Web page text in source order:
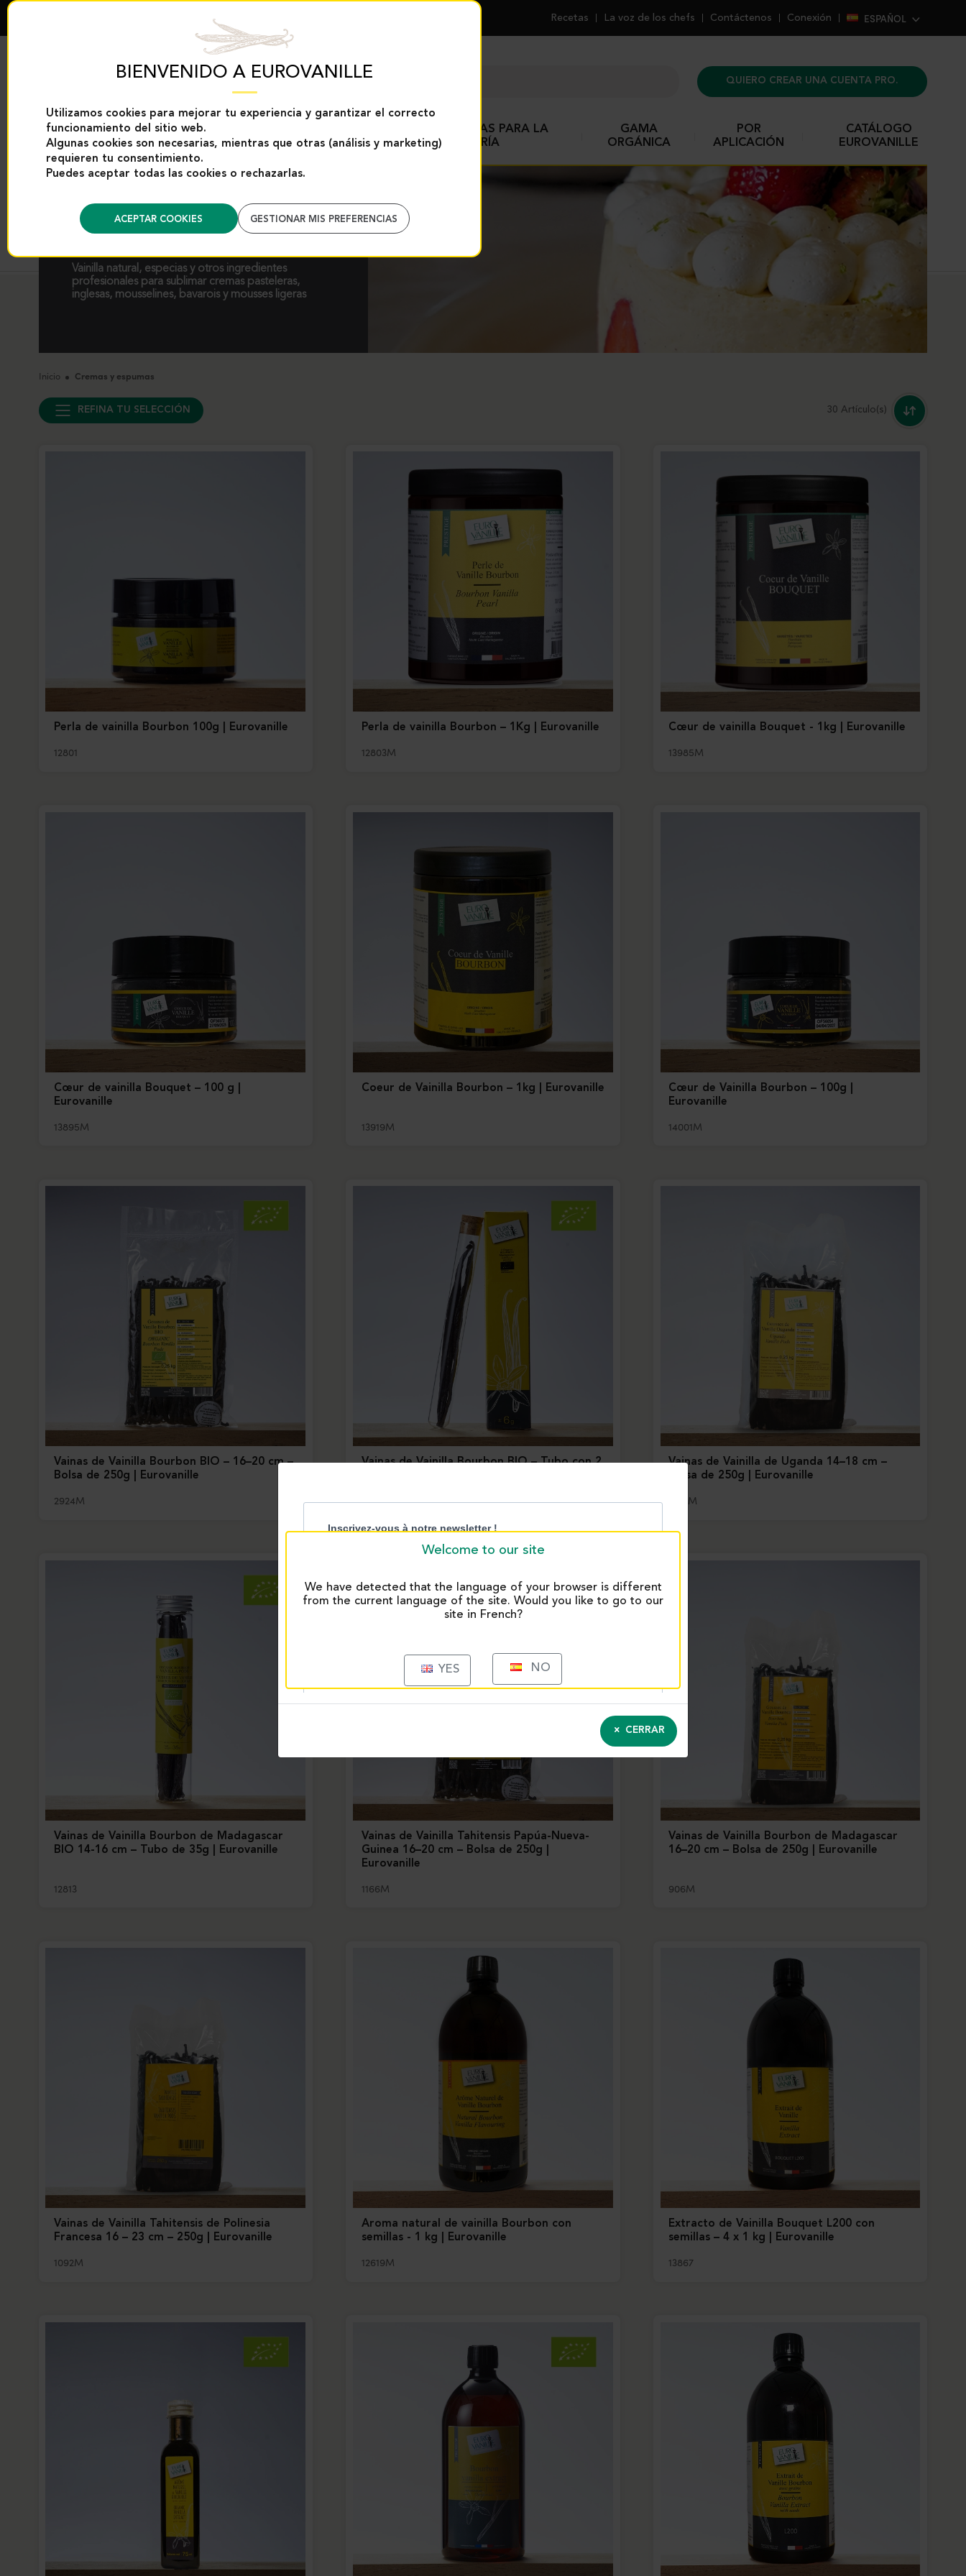
BIENVENIDO A EUROVANILLE
Utilizamos cookies para mejorar tu experiencia y garantizar el correcto
funcionamiento del sitio web.
Algunas cookies son necesarias, mientras que otras (análisis y marketing)
requieren tu consentimiento.
Puedes aceptar todas las cookies o rechazarlas.
ACEPTAR COOKIES GESTIONAR MIS PREFERENCIAS
Recetas La voz de los chefs Contáctenos Conexión ESPAÑOL
QUIERO CREAR UNA CUENTA PRO.
EXCLUSIVIDADES
EUROVANILLE
VAINILLA
ESPECIAS Y AYUDAS PARA LA
REPOSTERÍA
GAMA
ORGÁNICA
POR
APLICACIÓN
CATÁLOGO
EUROVANILLE
CREMAS Y ESPUMAS
Vainilla natural, especias y otros ingredientes
profesionales para sublimar cremas pasteleras,
inglesas, mousselines, bavarois y mousses ligeras
Inicio Cremas y espumas
REFINA TU SELECCIÓN 30 Artículo(s)
Perla de vainilla Bourbon 100g | Eurovanille
12801
Perla de vainilla Bourbon – 1Kg | Eurovanille
12803M
Cœur de vainilla Bouquet - 1kg | Eurovanille
13985M
Cœur de vainilla Bouquet – 100 g |
Eurovanille
13895M
Coeur de Vainilla Bourbon – 1kg | Eurovanille
13919M
Cœur de Vainilla Bourbon – 100g |
Eurovanille
14001M
Vainas de Vainilla Bourbon BIO – 16–20 cm –
Bolsa de 250g | Eurovanille
2924M
Vainas de Vainilla Bourbon BIO – Tubo con 2
12872
Vainas de Vainilla de Uganda 14–18 cm –
Bolsa de 250g | Eurovanille
3143M
Vainas de Vainilla Bourbon de Madagascar
BIO 14-16 cm – Tubo de 35g | Eurovanille
12813
Vainas de Vainilla Tahitensis Papúa-Nueva-
Guinea 16–20 cm – Bolsa de 250g |
Eurovanille
1166M
Vainas de Vainilla Bourbon de Madagascar
16–20 cm – Bolsa de 250g | Eurovanille
906M
Vainas de Vainilla Tahitensis de Polinesia
Francesa 16 – 23 cm – 250g | Eurovanille
1092M
Aroma natural de vainilla Bourbon con
semillas - 1 kg | Eurovanille
12619M
Extracto de Vainilla Bouquet L200 con
semillas – 4 x 1 kg | Eurovanille
13867
CERRAR
Welcome to our site
We have detected that the language of your browser is different
from the current language of the site. Would you like to go to our
site in French?
YES NO